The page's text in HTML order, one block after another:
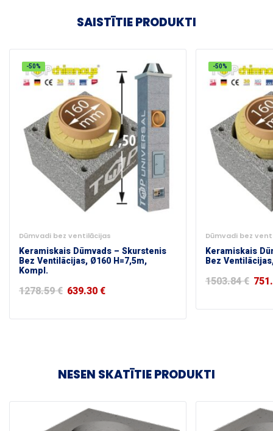
SAISTĪTIE PRODUKTI
-50%
Dūmvadi bez ventilācijas
Keramiskais Dūmvads – Skurstenis
Bez Ventilācijas, Ø160 H=7,5m,
Kompl.
1278.59€ 639.30€
-50%
Dūmvadi bez
Keramiskais
Bez
1503.84€
NESEN SKATĪTIE PRODUKTI